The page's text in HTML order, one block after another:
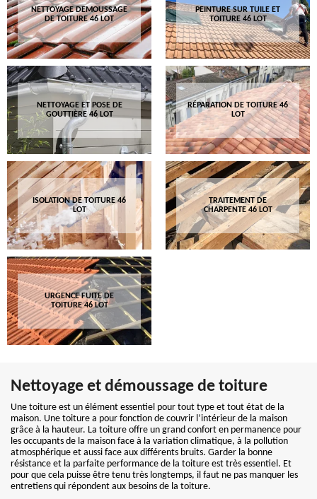
NETTOYAGE DEMOUSSAGE
DE TOITURE 46 LOT
PEINTURE SUR TUILE ET
TOITURE 46 LOT
NETTOYAGE ET POSE DE
GOUTTIÈRE 46 LOT
RÉPARATION DE TOITURE 46
LOT
ISOLATION DE TOITURE 46
LOT
TRAITEMENT DE
CHARPENTE 46 LOT
URGENCE FUITE DE
TOITURE 46 LOT
Nettoyage et démoussage de toiture
Une toiture est un élément essentiel pour tout type et tout état de la
maison. Une toiture a pour fonction de couvrir l’intérieur de la maison
grâce à la hauteur. La toiture offre un grand confort en permanence pour
les occupants de la maison face à la variation climatique, à la pollution
atmosphérique et aussi face aux différents bruits. Garder la bonne
résistance et la parfaite performance de la toiture est très essentiel. Et
pour que cela puisse être tenu très longtemps, il faut ne pas manquer les
entretiens qui répondent aux besoins de la toiture.